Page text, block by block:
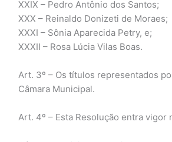
XXIX – Pedro Antônio dos Santos;
XXX – Reinaldo Donizeti de Moraes;
XXXI – Sônia Aparecida Petry, e;
XXXII – Rosa Lúcia Vilas Boas.
Art. 3º – Os títulos representados
Câmara Municipal.
Art. 4º – Esta Resolução entra